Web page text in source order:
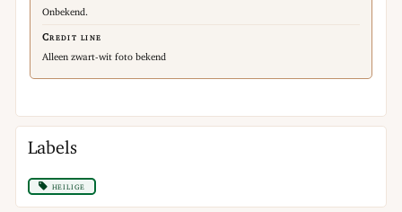
Onbekend.
Credit line
Alleen zwart-wit foto bekend
Labels
heilige